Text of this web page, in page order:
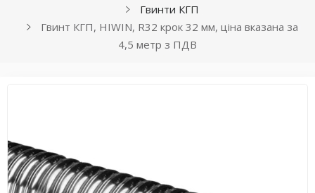
Гвинти КГП
Гвинт КГП, HIWIN, R32 крок 32 мм, ціна вказана за
4,5 метр з ПДВ